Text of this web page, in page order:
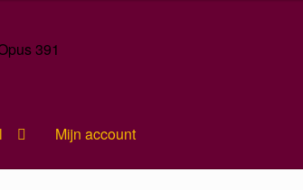
Mijn account